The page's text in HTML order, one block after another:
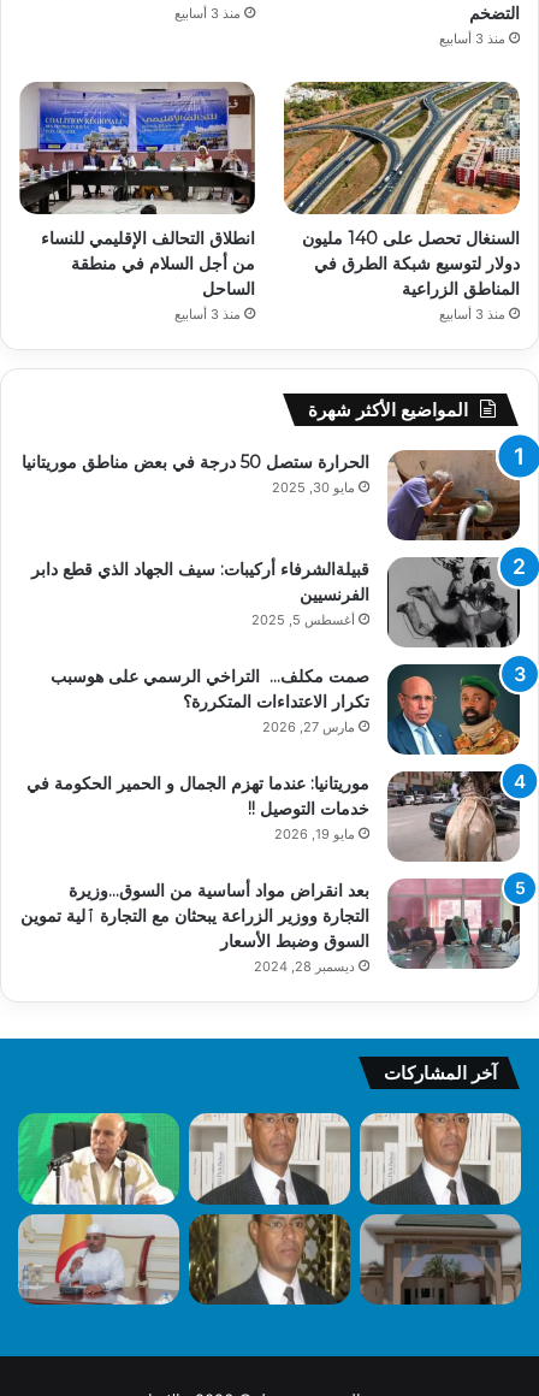
التضخم
منذ 3 أسابيع
منذ 3 أسابيع
السنغال تحصل على 140 مليون
دولار لتوسيع شبكة الطرق في
المناطق الزراعية
منذ 3 أسابيع
انطلاق التحالف الإقليمي للنساء
من أجل السلام في منطقة
الساحل
منذ 3 أسابيع
المواضيع الأكثر شهرة
الحرارة ستصل 50 درجة في بعض مناطق موريتانيا
مايو 30, 2025
قبيلةالشرفاء أركيبات: سيف الجهاد الذي قطع دابر
الفرنسيين
أغسطس 5, 2025
صمت مكلف… التراخي الرسمي على هوسبب
تكرار الاعتداءات المتكررة؟
مارس 27, 2026
موريتانيا: عندما تهزم الجمال و الحمير الحكومة في
خدمات التوصيل !!
مايو 19, 2026
بعد انقراض مواد أساسية من السوق…وزيرة
التجارة ووزير الزراعة يبحثان مع التجارة ٱلية تموين
السوق وضبط الأسعار
ديسمبر 28, 2024
آخر المشاركات